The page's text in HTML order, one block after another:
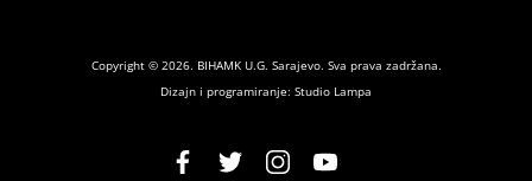
Copyright © 2026. BIHAMK U.G. Sarajevo. Sva prava zadržana.
Dizajn i programiranje: Studio Lampa